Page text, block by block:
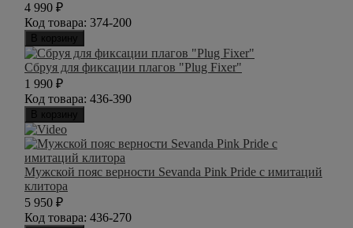
4 990 ₽
Код товара: 374-200
В корзину
Cбруя для фиксации плагов "Plug Fixer"
1 990 ₽
Код товара: 436-390
В корзину
Мужской пояс верности Sevanda Pink Pride с имитаций
клитора
5 950 ₽
Код товара: 436-270